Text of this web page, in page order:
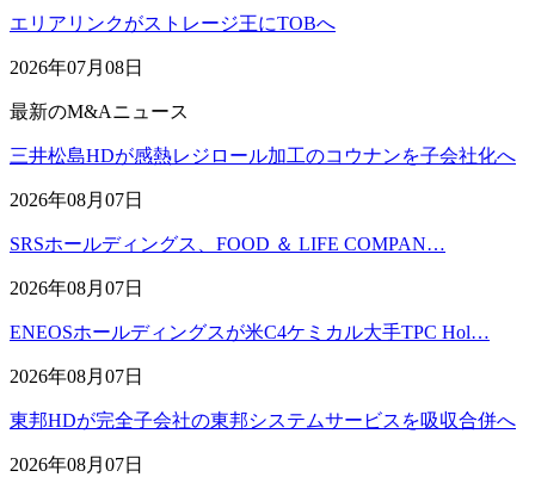
エリアリンクがストレージ王にTOBへ
2026年07月08日
最新のM&Aニュース
三井松島HDが感熱レジロール加工のコウナンを子会社化へ
2026年08月07日
SRSホールディングス、FOOD ＆ LIFE COMPAN…
2026年08月07日
ENEOSホールディングスが米C4ケミカル大手TPC Hol…
2026年08月07日
東邦HDが完全子会社の東邦システムサービスを吸収合併へ
2026年08月07日